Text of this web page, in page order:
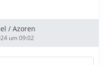
/ Azoren
um 09:02